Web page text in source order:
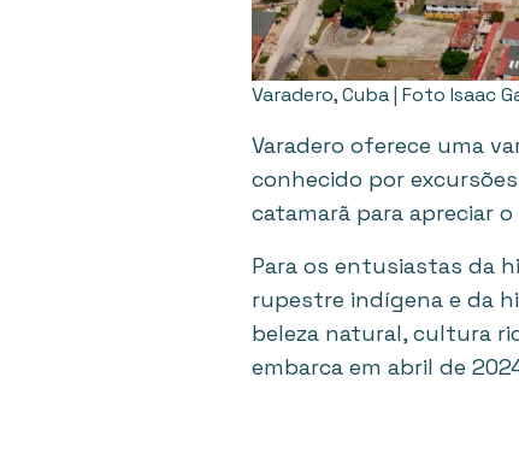
Varadero, Cuba | Foto Isaac
Varadero oferece uma
conhecido por
catamarã para apreciar
Para os entusiastas da
rupestre indígena e da
beleza natural, cultura
embarca em abril de